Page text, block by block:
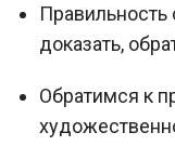
Правильность
доказать,
Обратимся к